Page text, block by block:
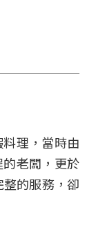
理，當時由
老闆，更於
的服務，卻